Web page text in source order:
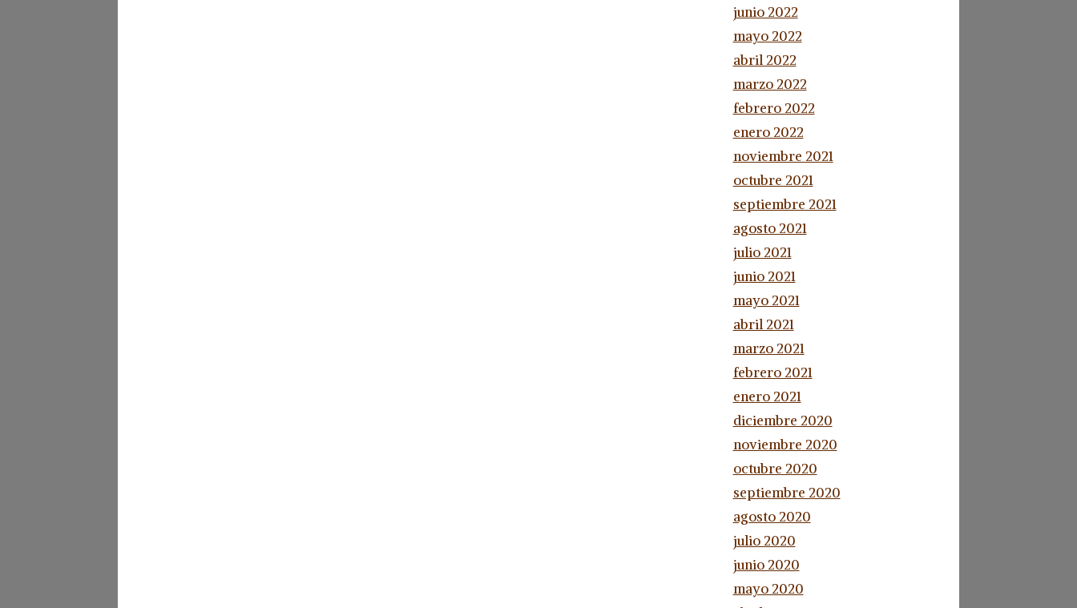
junio 2022
mayo 2022
abril 2022
marzo 2022
febrero 2022
enero 2022
noviembre 2021
octubre 2021
septiembre 2021
agosto 2021
julio 2021
junio 2021
mayo 2021
abril 2021
marzo 2021
febrero 2021
enero 2021
diciembre 2020
noviembre 2020
octubre 2020
septiembre 2020
agosto 2020
julio 2020
junio 2020
mayo 2020